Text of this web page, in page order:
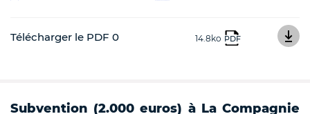
Télécharger le PDF 0 14.8ko PDF
Subvention (2.000 euros) à La Compagnie